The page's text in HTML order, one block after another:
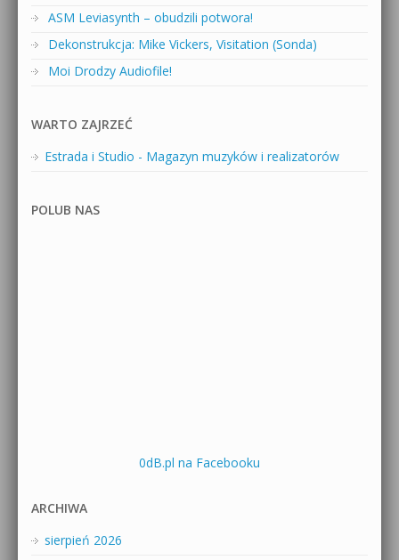
ASM Leviasynth – obudzili potwora!
Dekonstrukcja: Mike Vickers, Visitation (Sonda)
Moi Drodzy Audiofile!
WARTO ZAJRZEĆ
Estrada i Studio - Magazyn muzyków i realizatorów
POLUB NAS
0dB.pl na Facebooku
ARCHIWA
sierpień 2026